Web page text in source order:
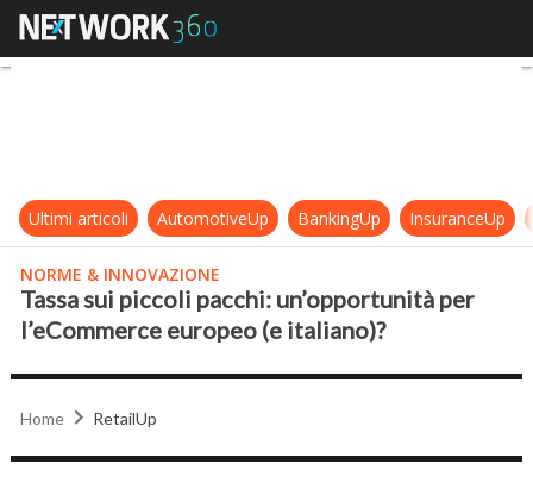
Tassa sui piccoli pacchi:
Ultimi articoli AutomotiveUp BankingUp InsuranceUp
NORME & INNOVAZIONE
Tassa sui piccoli pacchi: un’opportunità per
l’eCommerce europeo (e italiano)?
Home RetailUp